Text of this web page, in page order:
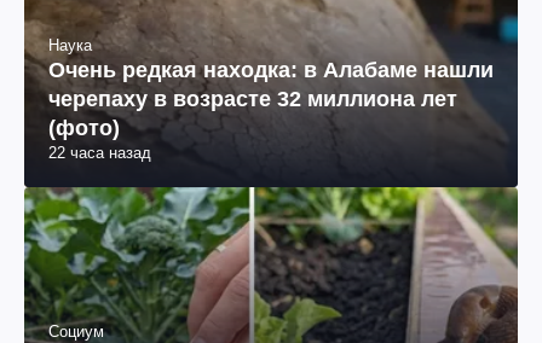
Наука
Очень редкая находка: в Алабаме нашли
черепаху в возрасте 32 миллиона лет
(фото)
22 часа назад
Социум